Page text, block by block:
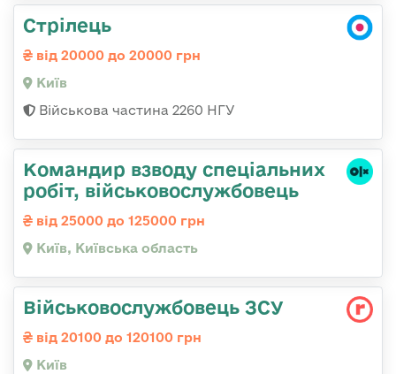
Стрілець
від 20000 до 20000 грн
Київ
Військова частина 2260 НГУ
Командир взводу спеціальних
робіт, військовослужбовець
від 25000 до 125000 грн
Київ, Київська область
Військовослужбовець ЗСУ
від 20100 до 120100 грн
Київ